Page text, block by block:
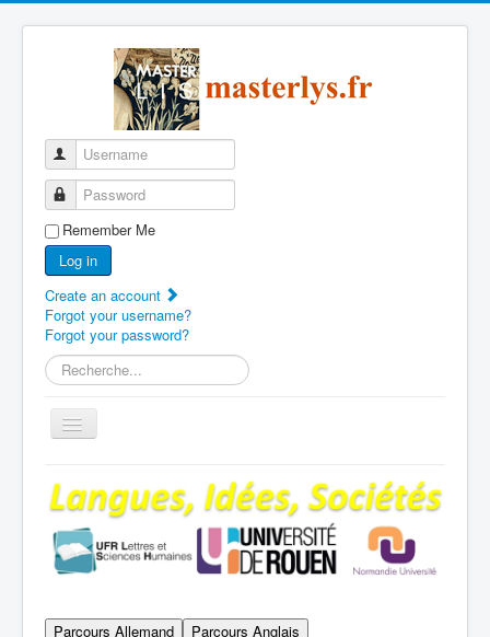
Username
Password
Remember Me
Log in
Create an account
Forgot your username?
Forgot your password?
Search
...
Toggle
Navigation
Page d'accueil du master LIS